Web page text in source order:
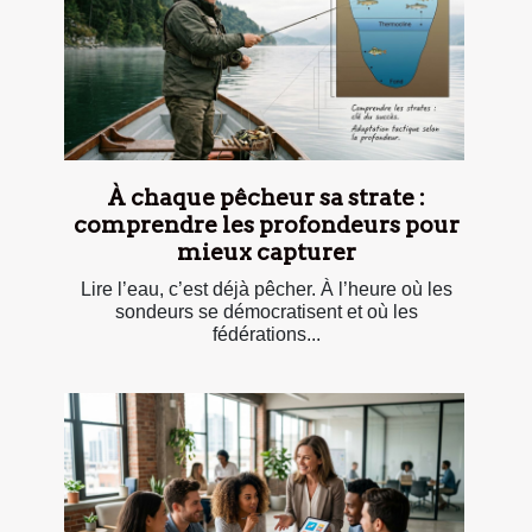
À chaque pêcheur sa strate :
comprendre les profondeurs pour
mieux capturer
Lire l’eau, c’est déjà pêcher. À l’heure où les
sondeurs se démocratisent et où les
fédérations...